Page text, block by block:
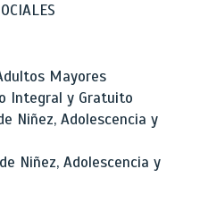
Mayores
Integral y Gratuito
Niñez, Adolescencia y
Niñez, Adolescencia y